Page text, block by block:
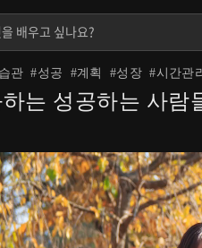
관 #성공 #계획 #성장 #시간관리
는 성공하는 사람